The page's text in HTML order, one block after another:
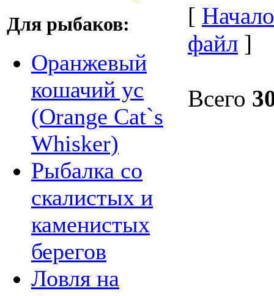
Для рыбаков:
Оранжевый
кошачий ус
(Orange Cat`s
Whisker)
Рыбалка со
скалистых и
каменистых
берегов
Ловля на
[
файл ]
Всего